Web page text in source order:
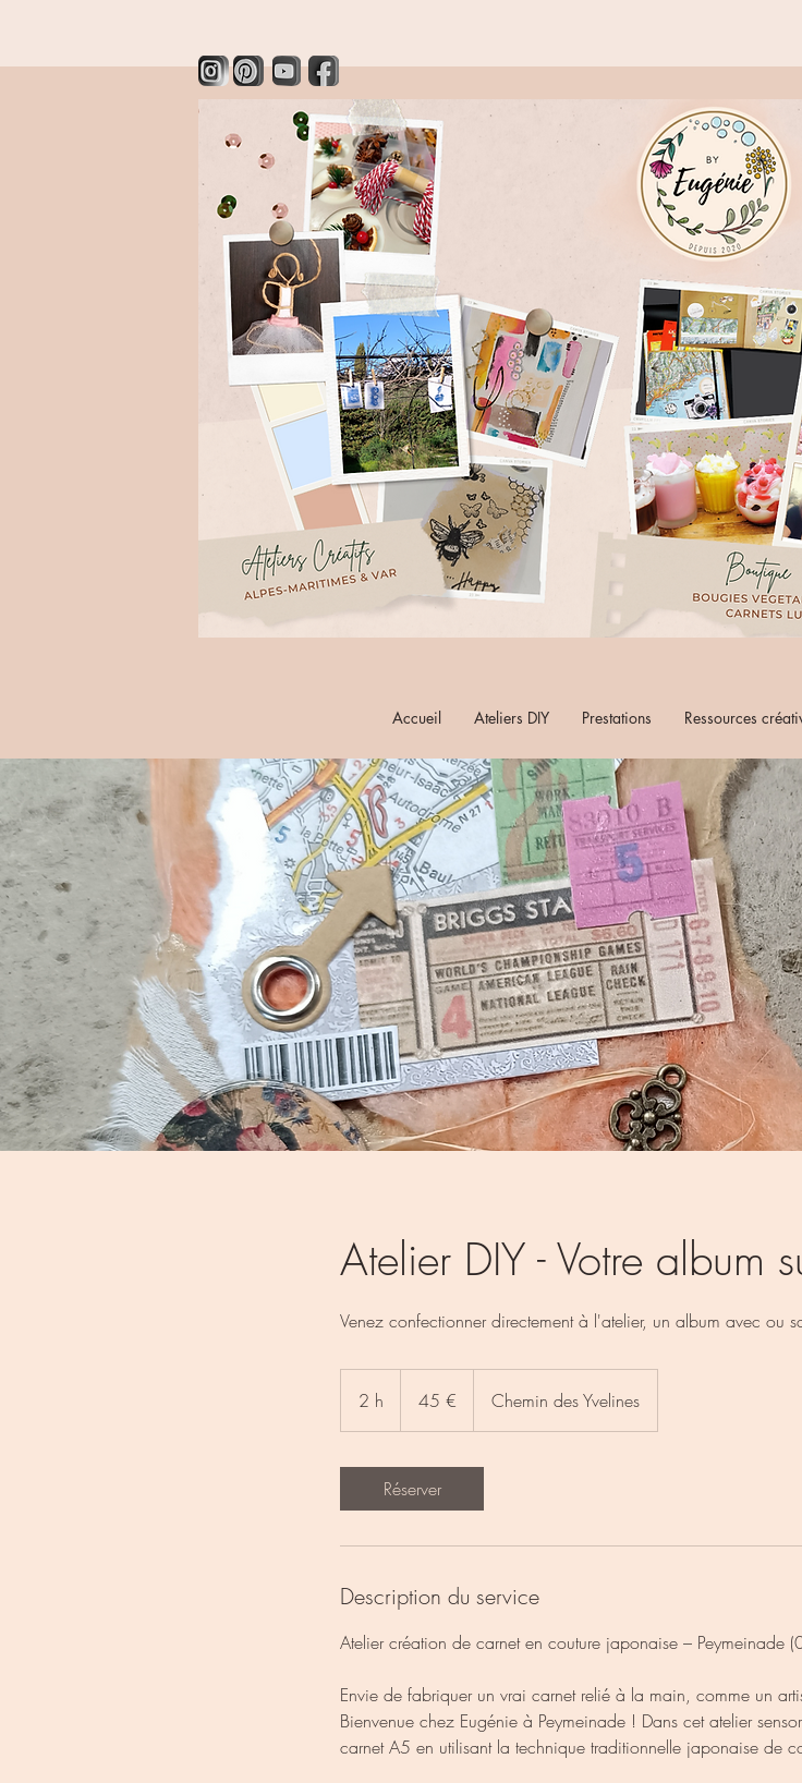
Accueil Ateliers DIY Prestations Ressources
Atelier DIY - Votre album
Venez confectionner directement à l'atelier, un album avec ou
2 h
h
45 € Chemin des Yvelines
Réserver
Description du service
Atelier création de carnet en couture japonaise – Peymeinade
Envie de fabriquer un vrai carnet relié à la main, comme un
Bienvenue chez Eugénie à Peymeinade ! Dans cet atelier
carnet A5 en utilisant la technique traditionnelle japonaise de